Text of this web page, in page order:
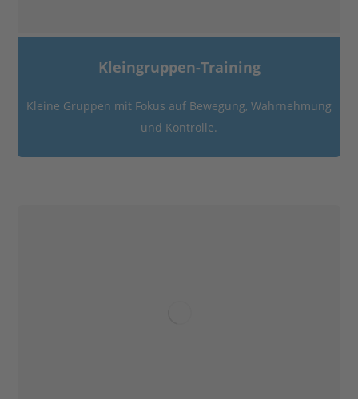
Kleingruppen-Training
Kleine Gruppen mit Fokus auf Bewegung, Wahrnehmung
und Kontrolle.